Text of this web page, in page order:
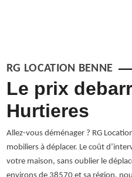
RG LOCATION BENNE
Le prix
Hurtieres
Allez-vous déménager ? RG
mobiliers à déplacer. Le coût
votre maison, sans oublier le